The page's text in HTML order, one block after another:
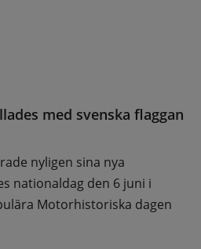
med svenska flaggan
nyligen sina nya
nationaldag den 6 juni i
Motorhistoriska dagen